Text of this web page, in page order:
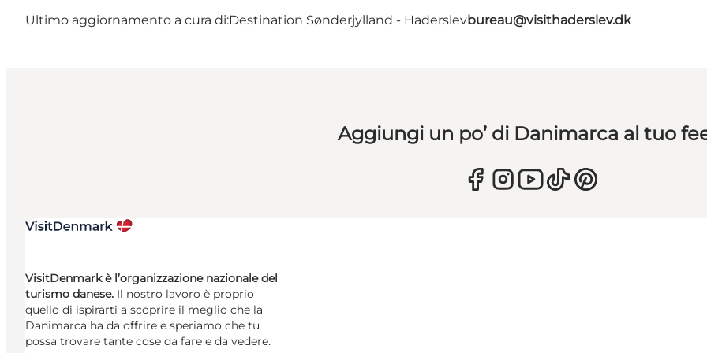
Ultimo aggiornamento a cura di:Destination Sønderjylland - Haderslevbureau@visithaderslev.dk
Aggiungi un po’ di Danimarca al tuo
VisitDenmark è l’organizzazione nazionale del
turismo danese. Il nostro lavoro è proprio
quello di ispirarti a scoprire il meglio che la
Danimarca ha da offrire e speriamo che tu
possa trovare tante cose da fare e da vedere.